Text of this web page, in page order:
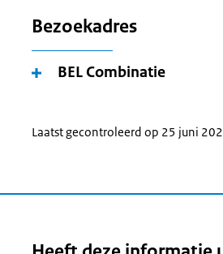
Bezoekadres
BEL Combinatie
Laatst gecontroleerd op 25 juni